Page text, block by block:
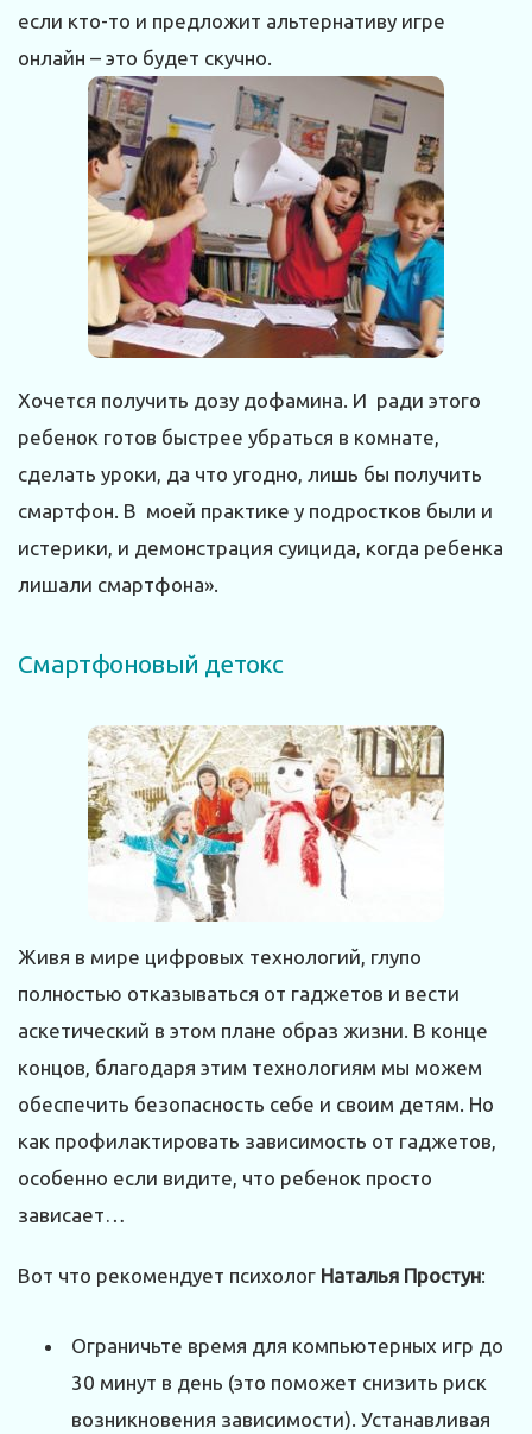
если кто-то и предложит альтернативу игре
онлайн – это будет скучно.
Хочется получить дозу дофамина. И ради этого
ребенок готов быстрее убраться в комнате,
сделать уроки, да что угодно, лишь бы получить
смартфон. В моей практике у подростков были и
истерики, и демонстрация суицида, когда ребенка
лишали смартфона».
Смартфоновый детокс
Живя в мире цифровых технологий, глупо
полностью отказываться от гаджетов и вести
аскетический в этом плане образ жизни. В конце
концов, благодаря этим технологиям мы можем
обеспечить безопасность себе и своим детям. Но
как профилактировать зависимость от гаджетов,
особенно если видите, что ребенок просто
зависает…
Вот что рекомендует психолог Наталья Простун:
Ограничьте время для компьютерных игр до
30 минут в день (это поможет снизить риск
возникновения зависимости). Устанавливая